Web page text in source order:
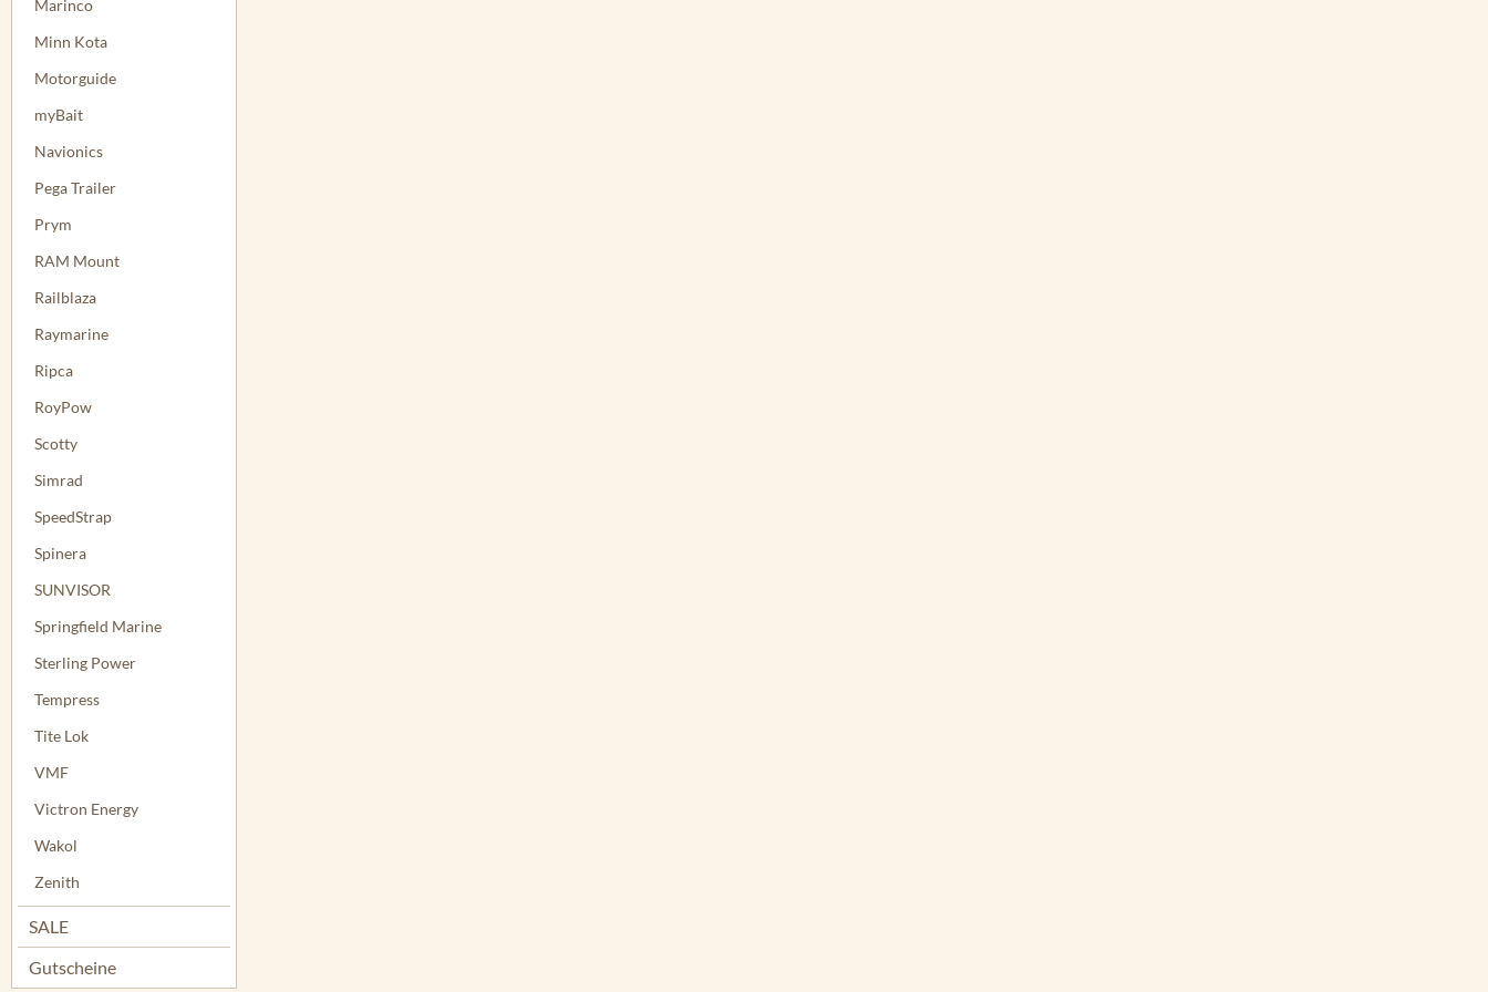
Marinco
Minn Kota
Motorguide
myBait
Navionics
Pega Trailer
Prym
RAM Mount
Railblaza
Raymarine
Ripca
RoyPow
Scotty
Simrad
SpeedStrap
Spinera
SUNVISOR
Springfield Marine
Sterling Power
Tempress
Tite Lok
VMF
Victron Energy
Wakol
Zenith
SALE
Gutscheine